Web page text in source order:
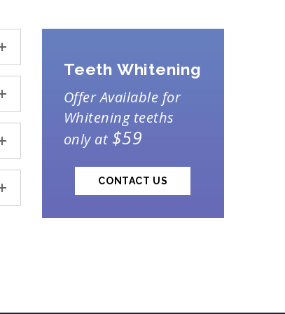
Teeth Whitening
Offer Available for
Whitening teeths
only at $59
CONTACT US